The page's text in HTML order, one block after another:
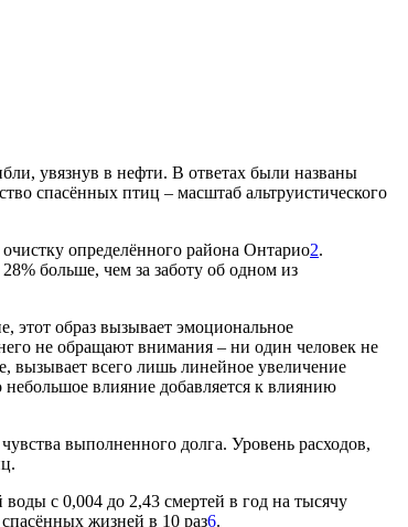
увязнув в нефти. В ответах были названы
спасённых птиц – масштаб альтруистического
определённого района Онтарио2.
больше, чем за заботу об одном из
этот образ вызывает эмоциональное
не обращают внимания – ни один человек не
вызывает всего лишь линейное увеличение
небольшое влияние добавляется к влиянию
выполненного долга. Уровень расходов,
с 0,004 до 2,43 смертей в год на тысячу
жизней в 10 раз6.